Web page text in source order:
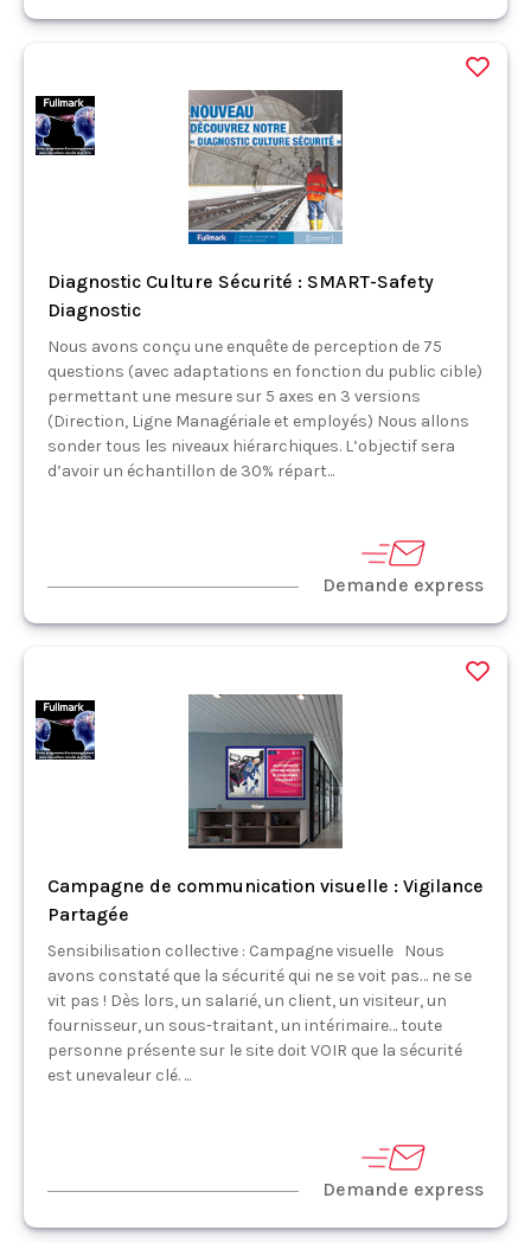
Diagnostic Culture Sécurité : SMART-Safety
Diagnostic
Nous avons conçu une enquête de perception de 75
questions (avec adaptations en fonction du public cible)
permettant une mesure sur 5 axes en 3 versions
(Direction, Ligne Managériale et employés) Nous allons
sonder tous les niveaux hiérarchiques. L’objectif sera
d’avoir un échantillon de 30% répart...
Demande express
Campagne de communication visuelle : Vigilance
Partagée
Sensibilisation collective : Campagne visuelle Nous
avons constaté que la sécurité qui ne se voit pas… ne se
vit pas ! Dès lors, un salarié, un client, un visiteur, un
fournisseur, un sous-traitant, un intérimaire… toute
personne présente sur le site doit VOIR que la sécurité
est unevaleur clé. ...
Demande express